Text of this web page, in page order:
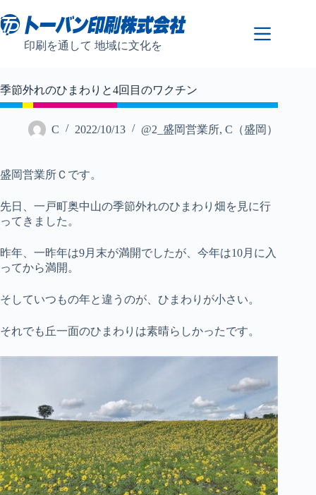
ン
テ
ス
キ
印刷を通して 地域に文化を
季節外れのひまわりと4回目のワクチン
C 2022/10/13 @2_盛岡営業所, C（盛岡）
盛岡営業所Ｃです。
先日、一戸町奥中山の季節外れのひまわり畑を見に行
ってきました。
昨年、一昨年は9月末が満開でしたが、今年は10月に入
ってから満開。
そしていつもの年と違うのが、ひまわりが小さい。
それでも丘一面のひまわりは素晴らしかったです。